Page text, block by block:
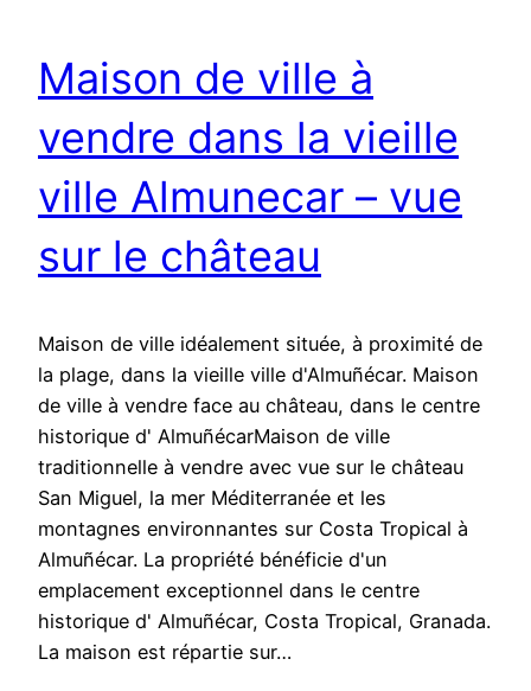
Maison de ville à
vendre dans la vieille
ville Almunecar – vue
sur le château
Maison de ville idéalement située, à proximité de
la plage, dans la vieille ville d'Almuñécar. Maison
de ville à vendre face au château, dans le centre
historique d' AlmuñécarMaison de ville
traditionnelle à vendre avec vue sur le château
San Miguel, la mer Méditerranée et les
montagnes environnantes sur Costa Tropical à
Almuñécar. La propriété bénéficie d'un
emplacement exceptionnel dans le centre
historique d' Almuñécar, Costa Tropical, Granada.
La maison est répartie sur…